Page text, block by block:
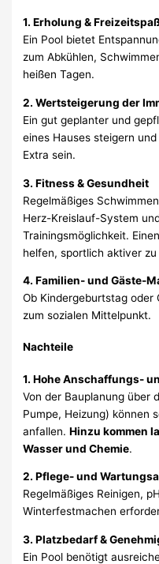
1. Erholung &
Ein Pool bietet
zum Abkühlen,
heißen Tagen.
2. Wertsteigerung der
Ein gut geplanter und
eines Hauses steigern
Extra sein.
3. Fitness & Gesundheit
Regelmäßiges
Herz-Kreislauf-System
Trainingsmöglichkeit.
helfen, sportlich aktiver zu
4. Familien- und Gäste-
Ob Kindergeburtstag oder
zum sozialen Mittelpunkt.
Nachteile
1. Hohe Anschaffungs-
Von der Bauplanung über
Pumpe, Heizung) können
anfallen.Hinzu kommen
Wasser und Chemie.
2. Pflege- und
Regelmäßiges Reinigen,
Winterfestmachen
3. Platzbedarf &
Ein Pool benötigt